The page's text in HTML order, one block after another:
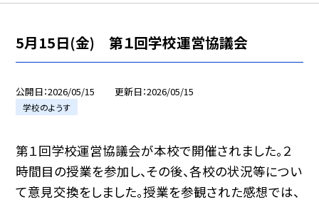
5月15日(金) 第１回学校運営協議会
公開日 2026/05/15 更新日 2026/05/15
学校のようす
第１回学校運営協議会が本校で開催されました。２
時間目の授業を参加し、その後、各校の状況等につい
て意見交換をしました。授業を参観された感想では、